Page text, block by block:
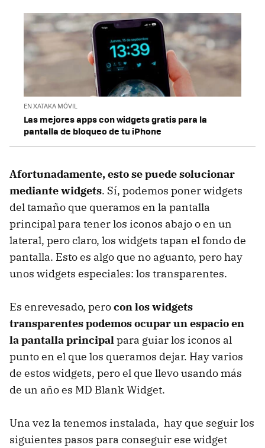
EN XATAKA MÓVIL
Las mejores apps con widgets gratis para la
pantalla de bloqueo de tu iPhone
Afortunadamente, esto se puede solucionar
mediante widgets. Sí, podemos poner widgets
del tamaño que queramos en la pantalla
principal para tener los iconos abajo o en un
lateral, pero claro, los widgets tapan el fondo de
pantalla. Esto es algo que no aguanto, pero hay
unos widgets especiales: los transparentes.
Es enrevesado, perocon los widgets
transparentes podemos ocupar un espacio en
la pantalla principalpara guiar los iconos al
punto en el que los queramos dejar. Hay varios
de estos widgets, pero el que llevo usando más
de un año es MD Blank Widget.
Una vez la tenemos instalada, hay que seguir los
siguientes pasos para conseguir ese widget